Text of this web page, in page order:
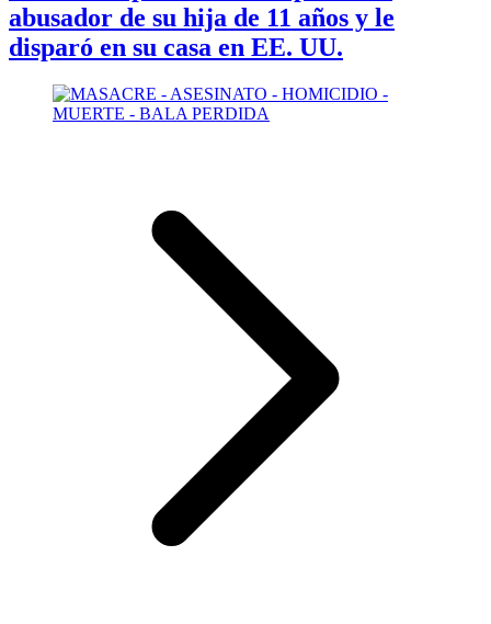
abusador de su hija de 11 años y le
disparó en su casa en EE. UU.